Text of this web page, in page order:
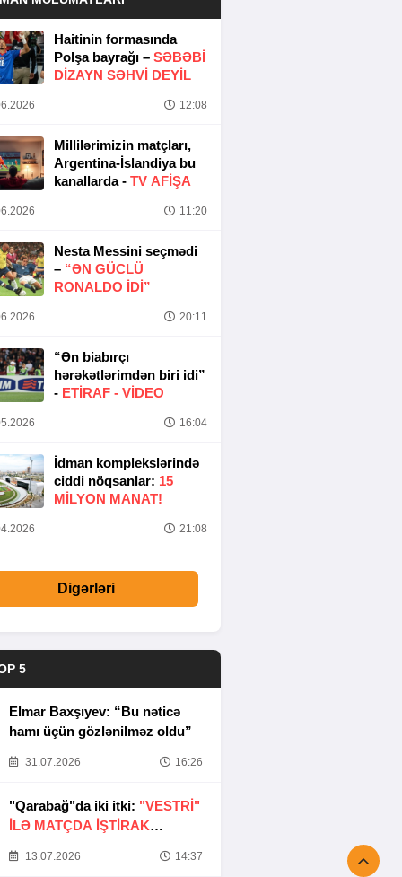
Haitinin formasında
Polşa bayrağı – SƏBƏBI
DIZAYN SƏHVI DEYIL
12:08
Millilərimizin matçları,
Argentina-İslandiya bu
kanallarda - TV AFİŞA
11:20
Nesta Messini seçmədi
– “ƏN GÜCLÜ
RONALDO IDI”
20:11
“Ən biabırçı
hərəkətlərimdən biri idi”
- ETIRAF - VİDEO
16:04
İdman komplekslərində
ciddi nöqsanlar: 15
MILYON MANAT!
21:08
Digərləri
5
Elmar Baxşıyev: “Bu nəticə
hamı üçün gözlənilməz oldu”
31.07.2026 16:26
"Qarabağ"da iki itki: "VESTRİ"
İLƏ MATÇDA İŞTİRAK
13.07.2026 14:37